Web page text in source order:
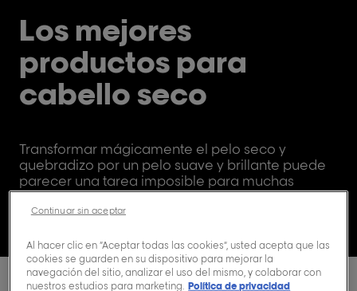
Los mejores
productos para
cabello seco
Transformar mágicamente el pelo seco y
quebradizo por un pelo suave y brillante puede
parecer una tarea imposible para muchas
mujeres.
Al hacer clic en “Aceptar todas las cookies”, usted acepta que las
cookies se guarden en su dispositivo para mejorar la
navegación del sitio, analizar el uso del mismo, y colaborar con
nuestros estudios para marketing. Política de privacidad
Continuar sin aceptar